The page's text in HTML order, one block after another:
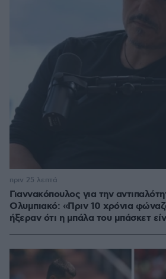
Γιαννακόπουλος για την
Ολυμπιακό: «Πριν 10 χρόνια
ήξεραν ότι η μπάλα του μπάσκετ
πριν 25 λεπτά